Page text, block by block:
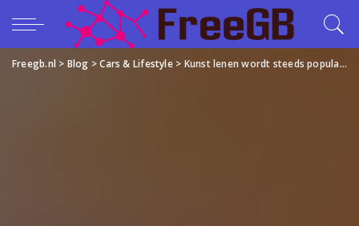
Freegb.nl > Blog >Cars & Lifestyle> Kunst lenen wordt steeds populairder